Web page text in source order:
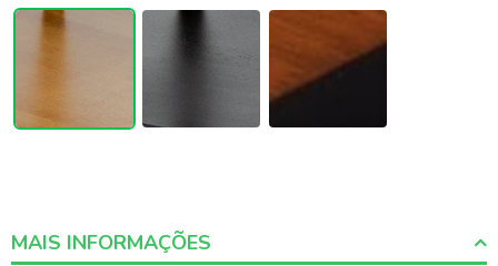
MAIS INFORMAÇÕES